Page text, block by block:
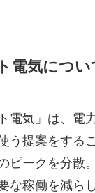
電気につい
電気」は、電
う提案をする
ピークを分散。
な稼働を減ら